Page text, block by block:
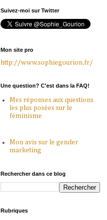
Suivez-moi sur Twitter
Mon site pro
http://www.sophiegourion.fr/
Une question? C'est dans la FAQ!
Mes réponses aux questions
les plus posées sur le
féminisme
Mon avis sur le gender
marketing
Rechercher dans ce blog
Rubriques